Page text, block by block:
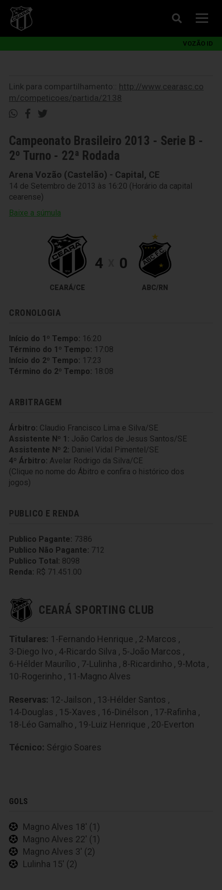
VOZÃO ID
Link para compartilhamento:: http://www.cearasc.co
m/competicoes/partida/2138
Campeonato Brasileiro 2013 - Serie B -
2º Turno - 22ª Rodada
Arena Vozão (Castelão) - Capital, CE
14 de Setembro de 2013 às 16:20 (Horário da capital
cearense)
Baixe a súmula
CEARÁ/CE
4 0
ABC/RN
CRONOLOGIA
Início do 1º Tempo: 16:20
Término do 1º Tempo: 17:08
Início do 2º Tempo: 17:23
Término do 2º Tempo: 18:08
ARBITRAGEM
Árbitro: Claudio Francisco Lima e Silva/SE
Assistente Nº 1: João Carlos de Jesus Santos/SE
Assistente Nº 2: Daniel Vidal Pimentel/SE
4º Árbitro: Avelar Rodrigo da Silva/CE
(Clique no nome do Ábitro e confira o histórico dos
jogos)
PUBLICO E RENDA
Publico Pagante: 7386
Publico Não Pagante: 712
Publico Total: 8098
Renda: R$ 71.451.00
CEARÁ SPORTING CLUB
Titulares: 1-Fernando Henrique , 2-Marcos ,
3-Diego Ivo , 4-Ricardo Silva , 5-João Marcos ,
6-Hélder Maurílio , 7-Lulinha , 8-Ricardinho , 9-Mota ,
10-Rogerinho , 11-Magno Alves
Reservas: 12-Jailson , 13-Hélder Santos ,
14-Douglas , 15-Xaves , 16-Dinélson , 17-Rafinha ,
18-Léo Gamalho , 19-Luiz Henrique , 20-Everton
Técnico: Sérgio Soares
GOLS
Magno Alves 18' (1)
Magno Alves 22' (1)
Magno Alves 3' (2)
Lulinha 15' (2)